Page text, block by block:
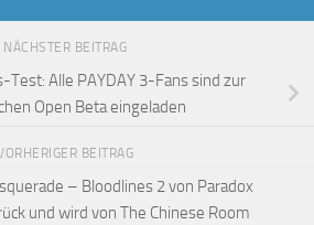
NÄCHSTER BEITRAG
Test: Alle PAYDAY 3-Fans sind zur
Open Beta eingeladen
BEITRAG
– Bloodlines 2 von Paradox
und wird von The Chinese Room